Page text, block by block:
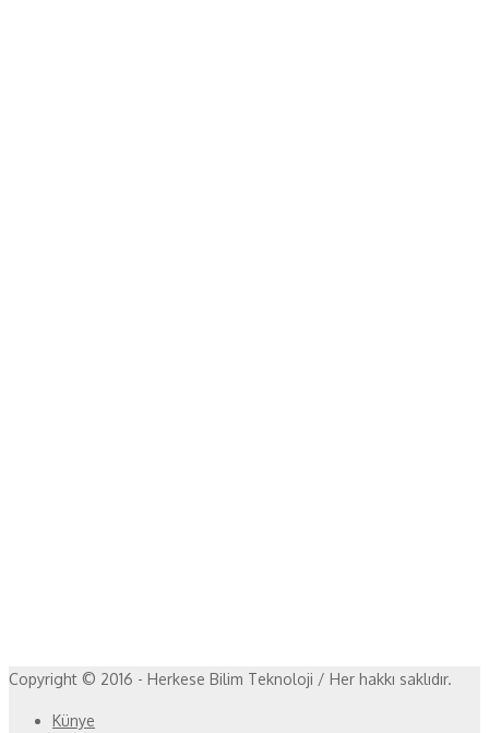
Copyright © 2016 - Herkese Bilim Teknoloji / Her hakkı saklıdır.
Künye